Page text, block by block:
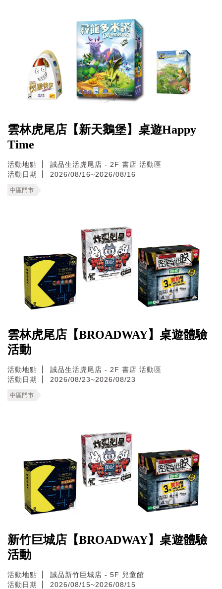
雲林虎尾店【新天鵝堡】桌遊Happy
Time
活動地點
誠品生活虎尾店 - 2F 書店 活動區
活動日期
2026/08/16~2026/08/16
中區門市
雲林虎尾店【BROADWAY】桌遊體驗
活動
活動地點
誠品生活虎尾店 - 2F 書店 活動區
活動日期
2026/08/23~2026/08/23
中區門市
新竹巨城店【BROADWAY】桌遊體驗
活動
活動地點
誠品新竹巨城店 - 5F 兒童館
活動日期
2026/08/15~2026/08/15